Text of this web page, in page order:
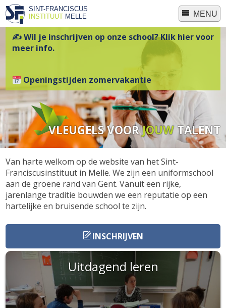
SINT-FRANCISCUS
INSTITUUTMELLE MENU
✍ Wil je inschrijven op onze school? Klik hier voor
meer info.
Openingstijden zomervakantie
VLEUGELS VOORJOUWTALENT
Van harte welkom op de website van het Sint-
Franciscusinstituut in Melle. We zijn een uniformschool
aan de groene rand van Gent. Vanuit een rijke,
jarenlange traditie bouwden we een reputatie op een
hartelijke en bruisende school te zijn.
INSCHRIJVEN
Uitdagend leren